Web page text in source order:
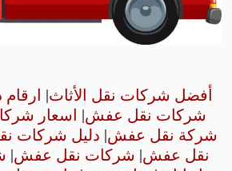
أفضل شركات نقل الأثاث|
شركات نقل عفش| اسعار
شركة نقل عفش| دليل شركات
نقل عفش| شركات نقل عفش|